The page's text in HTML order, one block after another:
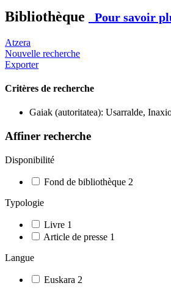
Bibliothèque Pour savoir
Atzera
Nouvelle recherche
Exporter
Critères de recherche
Gaiak (autoritatea): Usarralde,
Affiner recherche
Disponibilité
Fond de bibliothèque 2
Typologie
Livre 1
Article de presse 1
Langue
Euskara 2